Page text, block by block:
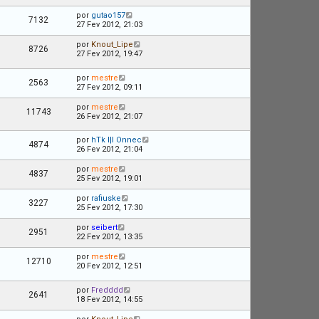
7132 por gutao157
27 Fev 2012, 21:03
8726 por Knout_Lipe
27 Fev 2012, 19:47
2563 por mestre
27 Fev 2012, 09:11
11743 por mestre
26 Fev 2012, 21:07
4874 por hTk l|l Onnec
26 Fev 2012, 21:04
4837 por mestre
25 Fev 2012, 19:01
3227 por rafiuske
25 Fev 2012, 17:30
2951 por seibert
22 Fev 2012, 13:35
12710 por mestre
20 Fev 2012, 12:51
2641 por Fredddd
18 Fev 2012, 14:55